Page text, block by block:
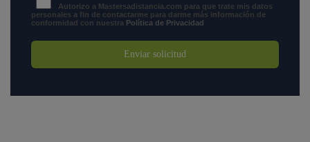
Autorizo a Mastersadistancia.com para que trate mis datos
personales a fin de contactarme para darme más información de
conformidad con nuestra Política de Privacidad
Enviar solicitud